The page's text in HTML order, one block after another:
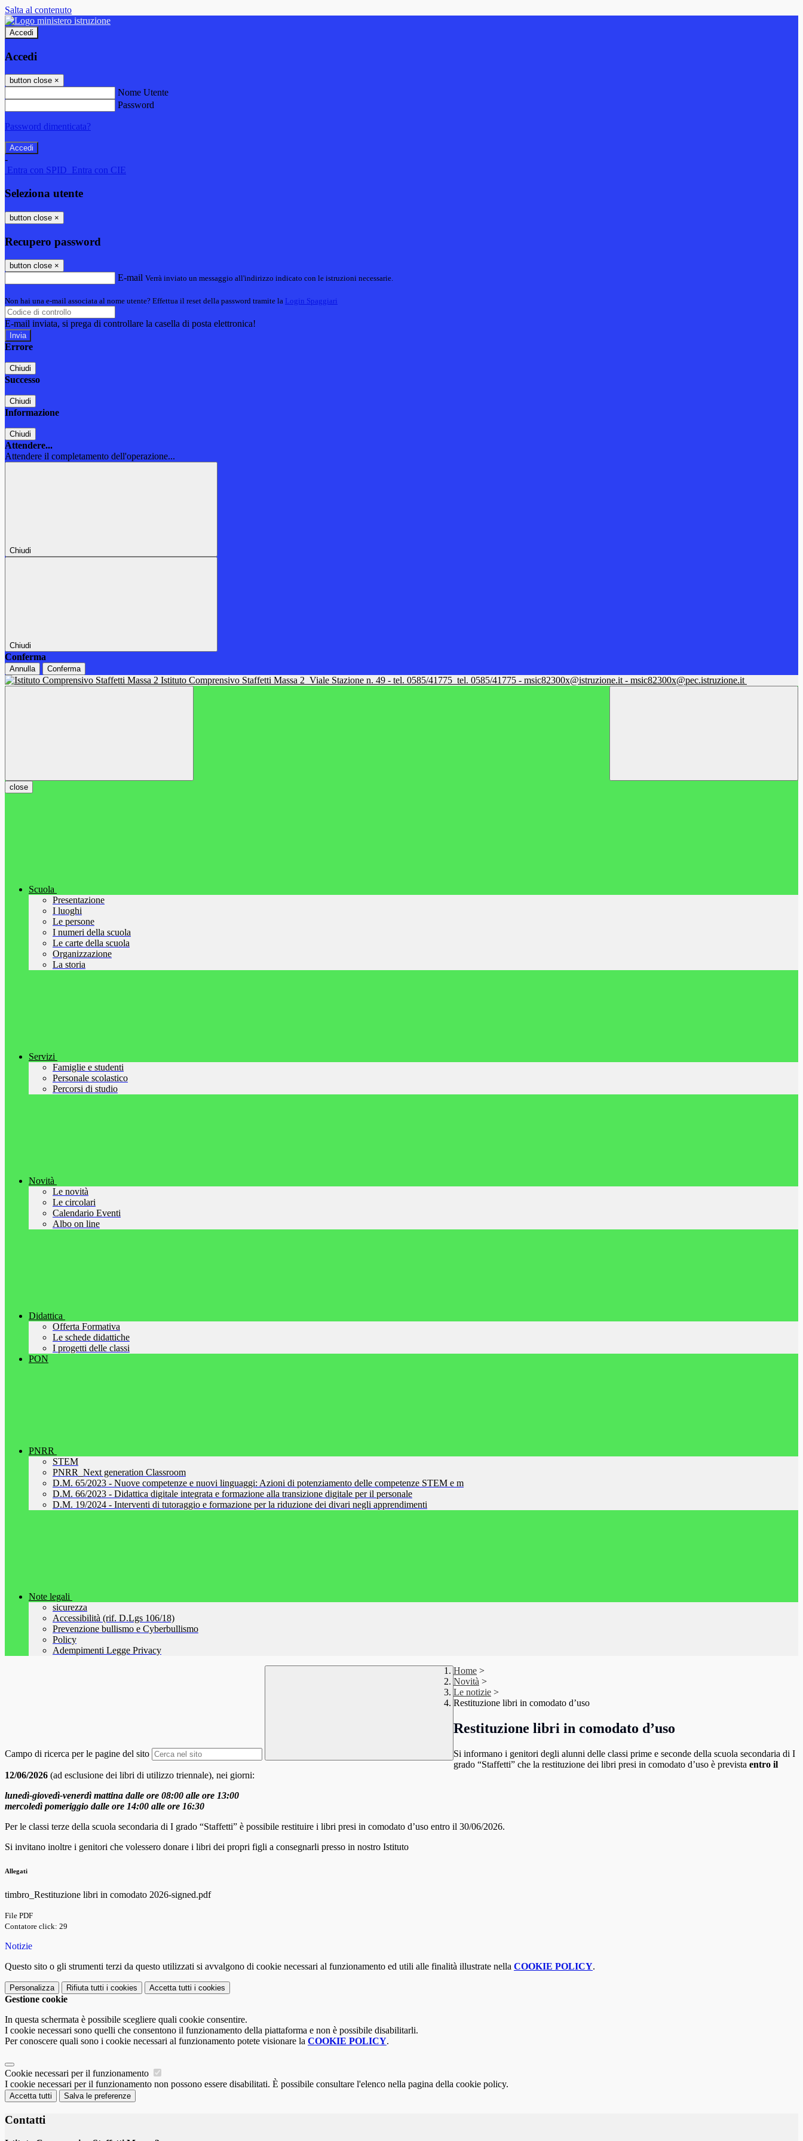
Salta al contenuto
Accedi
Accedi
button close ×
Nome Utente
Password
Password dimenticata?
-
Entra con SPID Entra con CIE
Seleziona utente
button close ×
Recupero password
button close ×
E-mail Verrà inviato un messaggio all'indirizzo indicato con le istruzioni necessarie.
Non hai una e-mail associata al nome utente? Effettua il reset della password tramite la Login Spaggiari
E-mail inviata, si prega di controllare la casella di posta elettronica!
Errore
Chiudi
Successo
Chiudi
Informazione
Chiudi
Attendere...
Attendere il completamento dell'operazione...
Chiudi
Chiudi
Conferma
Annulla Conferma
Istituto Comprensivo Staffetti Massa 2 Viale Stazione n. 49 - tel. 0585/41775 tel. 0585/41775 - msic82300x@istruzione.it - msic82300x@pec.istruzione.it
close
Scuola
Presentazione
I luoghi
Le persone
I numeri della scuola
Le carte della scuola
Organizzazione
La storia
Servizi
Famiglie e studenti
Personale scolastico
Percorsi di studio
Novità
Le novità
Le circolari
Calendario Eventi
Albo on line
Didattica
Offerta Formativa
Le schede didattiche
I progetti delle classi
PON
PNRR
STEM
PNRR_Next generation Classroom
D.M. 65/2023 - Nuove competenze e nuovi linguaggi: Azioni di potenziamento delle competenze STEM e m
D.M. 66/2023 - Didattica digitale integrata e formazione alla transizione digitale per il personale
D.M. 19/2024 - Interventi di tutoraggio e formazione per la riduzione dei divari negli apprendimenti
Note legali
sicurezza
Accessibilità (rif. D.Lgs 106/18)
Prevenzione bullismo e Cyberbullismo
Policy
Adempimenti Legge Privacy
Campo di ricerca per le pagine del sito
Home >
Novità >
Le notizie >
Restituzione libri in comodato d’uso
Restituzione libri in comodato d’uso
Si informano i genitori degli alunni delle classi prime e seconde della scuola secondaria di I
grado “Staffetti” che la restituzione dei libri presi in comodato d’uso è prevista entro il
12/06/2026 (ad esclusione dei libri di utilizzo triennale), nei giorni:
lunedì-giovedì-venerdì mattina dalle ore 08:00 alle ore 13:00
mercoledì pomeriggio dalle ore 14:00 alle ore 16:30
Per le classi terze della scuola secondaria di I grado “Staffetti” è possibile restituire i libri presi in comodato d’uso entro il 30/06/2026.
Si invitano inoltre i genitori che volessero donare i libri dei propri figli a consegnarli presso in nostro Istituto
Allegati
timbro_Restituzione libri in comodato 2026-signed.pdf
File PDF
Contatore click: 29
Notizie
Questo sito o gli strumenti terzi da questo utilizzati si avvalgono di cookie necessari al funzionamento ed utili alle finalità illustrate nella COOKIE POLICY.
Personalizza Rifiuta tutti i cookies Accetta tutti i cookies
Gestione cookie
In questa schermata è possibile scegliere quali cookie consentire.
I cookie necessari sono quelli che consentono il funzionamento della piattaforma e non è possibile disabilitarli.
Per conoscere quali sono i cookie necessari al funzionamento potete visionare la COOKIE POLICY.
Cookie necessari per il funzionamento
I cookie necessari per il funzionamento non possono essere disabilitati. È possibile consultare l'elenco nella pagina della cookie policy.
Accetta tutti Salva le preferenze
Contatti